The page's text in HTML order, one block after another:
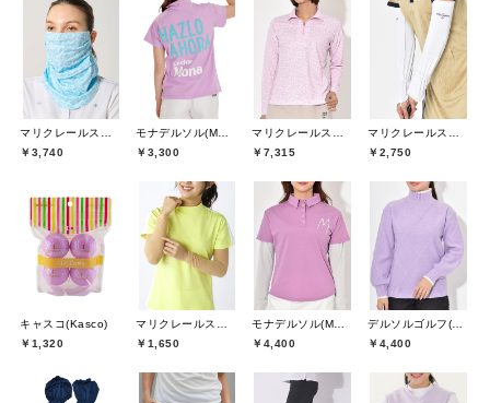
￥3,740
￥3,300
￥7,315
￥2,750
キャスコ(Kasco)
￥1,320
￥1,650
￥4,400
￥4,400